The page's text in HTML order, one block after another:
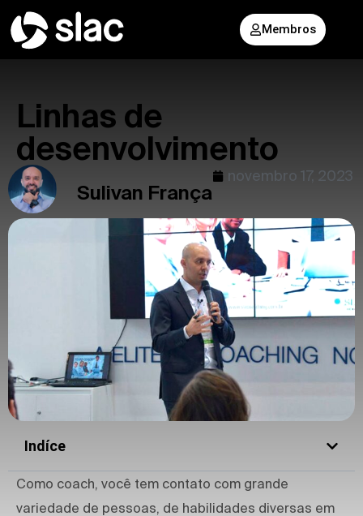
Membros
Linhas de
desenvolvimento
Sulivan França
novembro 17, 2023
Indíce
Como coach, você tem contato com grande
variedade de pessoas, de habilidades diversas em